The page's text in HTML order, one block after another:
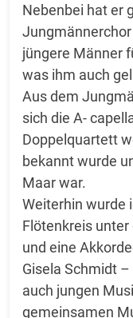
Nebenbei hat er
jüngere Männer
was ihm auch
Aus dem
sich die A-
Doppelquartett
bekannt wurde
Maar war.
Weiterhin wurde
Flötenkreis unter
und eine
Gisela Schmidt
auch jungen
gemeinsamen